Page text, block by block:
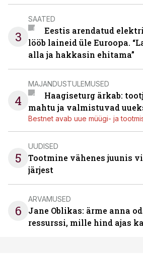
3
SAATED
Eestis arendatud
lööb laineid üle Euroopa.
alla ja hakkasin ehitama”
4
MAJANDUSTULEMUSED
Haagiseturg ärkab:
mahtu ja valmistuvad
Bestnet avab uue müügi- ja
5
UUDISED
Tootmine vähenes juunis
järjest
6
ARVAMUSED
Jane Oblikas: ärme anna
ressurssi, mille hind ajas